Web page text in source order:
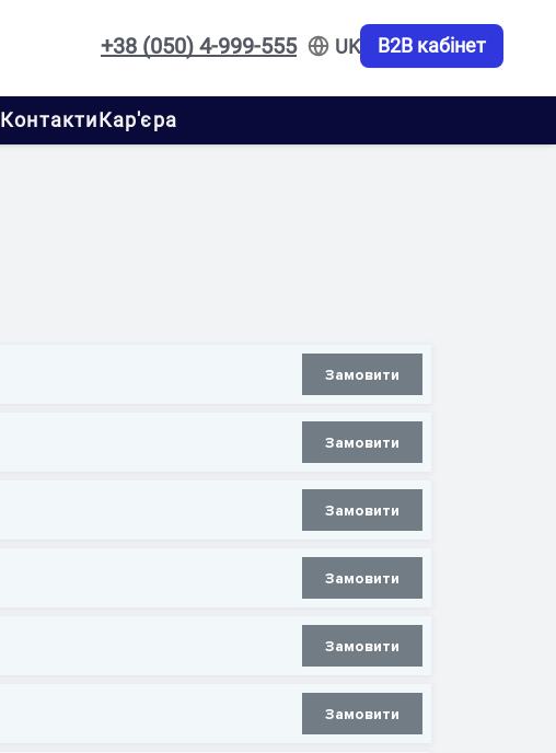
+38 (050) 4-999-555 UK B2B кабінет
КонтактиКар'єра
Замовити
Замовити
Замовити
Замовити
Замовити
Замовити